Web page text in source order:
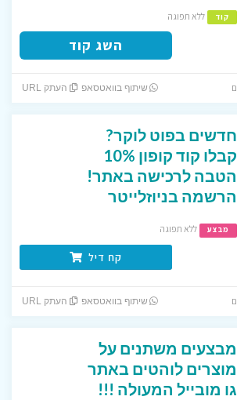
קוד ללא תפוגה
השג קוד
שיתוף בוואטסאפ העתק URL
חדשים בפוט לוקר?
קבלו קוד קופון 10%
הטבה לרכישה באתר!
הרשמה בניוזלייטר
מבצע ללא תפוגה
קח דיל
שיתוף בוואטסאפ העתק URL
מבצעים משתנים על
מוצרים לוהטים באתר
גו מובייל המעולה !!!